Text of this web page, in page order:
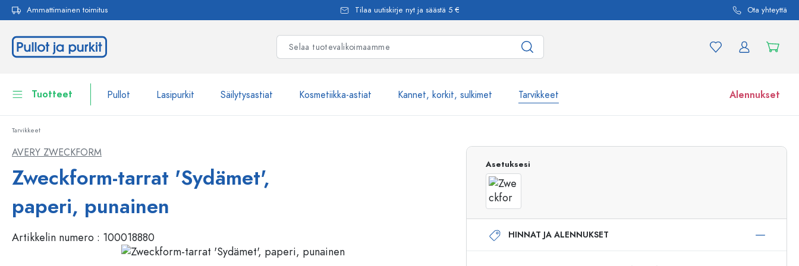
Siirry päänavigointiin
Ammattimainen toimitus Tilaa uutiskirje nyt ja säästä 5 € Ota yhteyttä
Tuotteet Pullot Lasipurkit Säilytysastiat Kosmetiikka-astiat Kannet, korkit, sulkimet Tarvikkeet Alennukset
Lasipurkit
Pullot tuotemerkin mukaan
WECK-Lasipullot
Patenttikorkkipullot
Spraypullot
Airless-pumppupullot
Roll-on-pullot
Lasipurkit
Tarvikkeet
AVERY ZWECKFORM
Zweckform-tarrat 'Sydämet',
paperi, punainen
Artikkelin numero : 100018880
Asetuksesi
HINNAT JA ALENNUKSET